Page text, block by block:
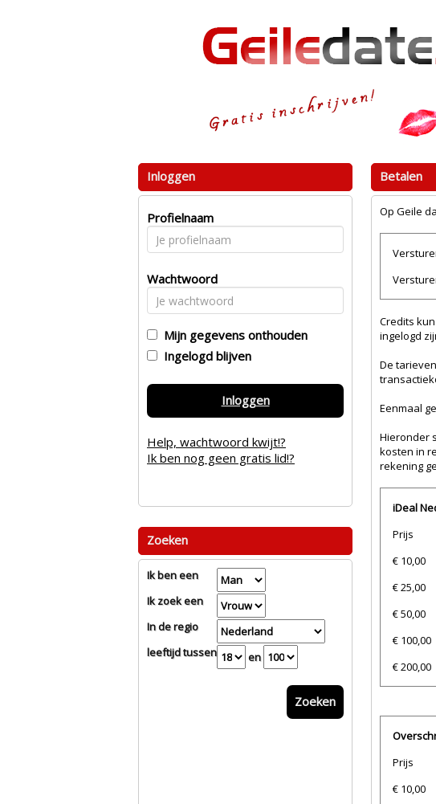
Betalen
Op Geile
Credits
ingelogd
De
Eenmaal
Hieronder
kosten in
rekening
iDeal
Prijs
€ 10,00
€ 25,00
€ 50,00
€ 100,00
€ 200,00
Prijs
€ 10,00
Inloggen
Profielnaam
Wachtwoord
Mijn gegevens onthouden
Ingelogd blijven
Inloggen
Help, wachtwoord kwijt!?
Ik ben nog geen gratis lid!?
Zoeken
Ik ben een
Ik zoek een
In de regio
leeftijd tussen
en
Zoeken